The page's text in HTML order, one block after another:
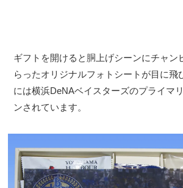
ギフトを開けると胴上げシーンにチャン
らったオリジナルフォトシートが目に飛
には横浜DeNAベイスターズのプライマ
ンされています。